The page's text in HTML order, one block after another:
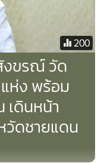
200
ขรณ์ วัด
ห่ง พร้อม
ดินหน้า
ดชายแดน